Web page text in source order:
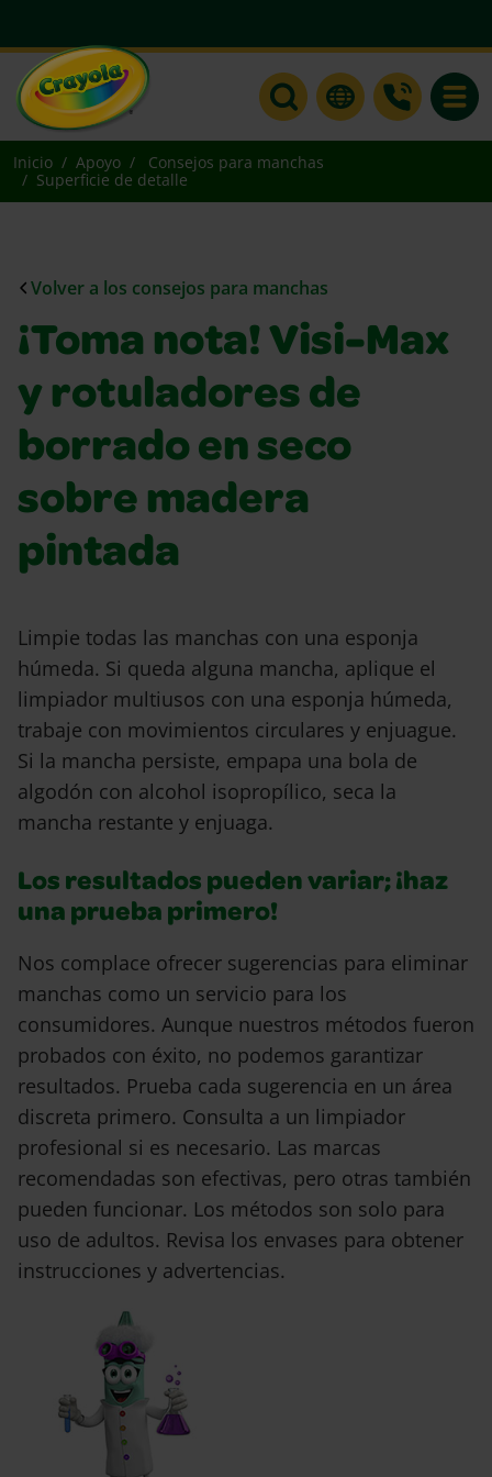
Inicio Apoyo
Consejos para manchas
Superficie de detalle
Volver a los consejos para manchas
¡Toma nota! Visi-Max
y rotuladores de
borrado en seco
sobre madera
pintada
Limpie todas las manchas con una esponja
húmeda. Si queda alguna mancha, aplique el
limpiador multiusos con una esponja húmeda,
trabaje con movimientos circulares y enjuague.
Si la mancha persiste, empapa una bola de
algodón con alcohol isopropílico, seca la
mancha restante y enjuaga.
Los resultados pueden variar; ¡haz
una prueba primero!
Nos complace ofrecer sugerencias para eliminar
manchas como un servicio para los
consumidores. Aunque nuestros métodos fueron
probados con éxito, no podemos garantizar
resultados. Prueba cada sugerencia en un área
discreta primero. Consulta a un limpiador
profesional si es necesario. Las marcas
recomendadas son efectivas, pero otras también
pueden funcionar. Los métodos son solo para
uso de adultos. Revisa los envases para obtener
instrucciones y advertencias.